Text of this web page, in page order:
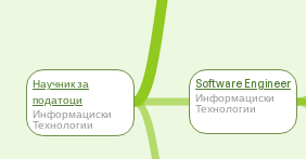
Научник за
податоци
Информациски
Технологии
Software Engineer
Информациски
Технологии